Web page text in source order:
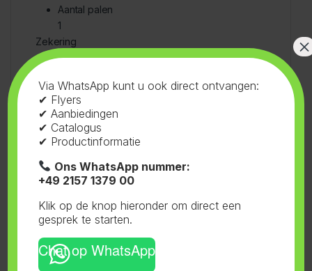
Aantal palen
1
Zekering
Maat zekering
Leveringsomvang
Met deksel
Geen
Afmetingen
15 mm
breedte
32 mm
lengte
Via WhatsApp kunt u ook direct ontvangen:
✔ Flyers
✔ Aanbiedingen
✔ Catalogus
✔ Productinformatie
Ons WhatsApp nummer:
+49 2157 1379 00
Klik op de knop hieronder om direct een
gesprek te starten.
Chat op WhatsApp
×